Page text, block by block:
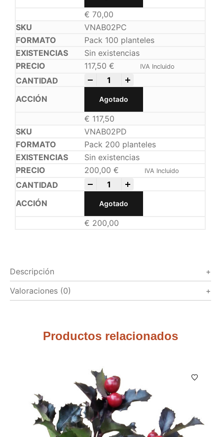
€ 70,00
VNAB02PC
Pack 100 planteles
Sin existencias
117,50€ IVA Incluido
Agotado
€ 117,50
VNAB02PD
Pack 200 planteles
Sin existencias
200,00€ IVA Incluido
Agotado
€ 200,00
Descripción
Valoraciones (0)
Productos relacionados